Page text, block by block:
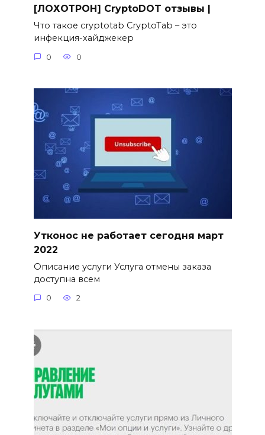
[ЛОХОТРОН] CryptoDOT отзывы |
Что такое cryptotab CryptoTab – это
инфекция-хайджекер
0 0
Утконос не работает сегодня март
2022
Описание услуги Услуга отмены заказа
доступна всем
0 2